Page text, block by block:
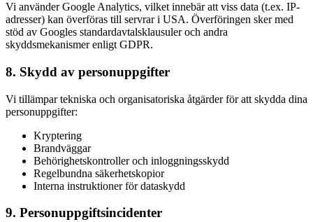
Vi använder Google Analytics, vilket innebär att viss data (t.ex. IP-
adresser) kan överföras till servrar i USA. Överföringen sker med
stöd av Googles standardavtalsklausuler och andra
skyddsmekanismer enligt GDPR.
8. Skydd av personuppgifter
Vi tillämpar tekniska och organisatoriska åtgärder för att skydda dina
personuppgifter:
Kryptering
Brandväggar
Behörighetskontroller och inloggningsskydd
Regelbundna säkerhetskopior
Interna instruktioner för dataskydd
9. Personuppgiftsincidenter